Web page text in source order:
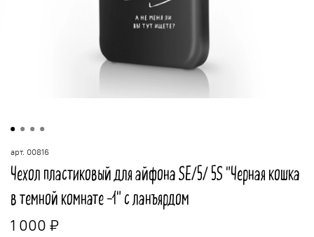
арт. 00816
Чехол пластиковый для айфона SE/5/ 5S "Черная кошка
в темной комнате -1" с ланъярдом
1 000 ₽